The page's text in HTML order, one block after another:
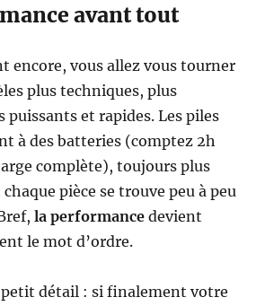
avant tout
encore, vous allez vous tourner
plus techniques, plus
puissants et rapides. Les piles
à des batteries (comptez 2h
complète), toujours plus
pièce se trouve peu à peu
la performance devient
le mot d’ordre.
détail : si finalement votre